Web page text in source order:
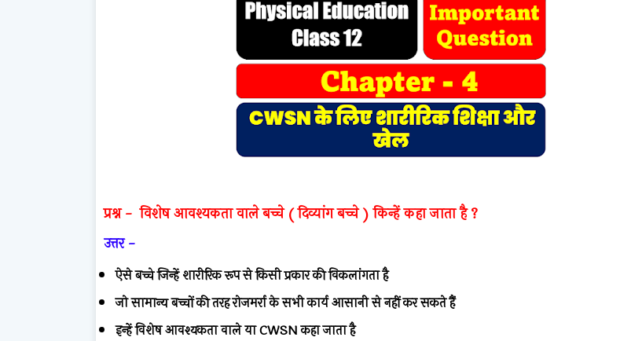
प्रश्न - विशेष आवश्यकता वाले बच्चे ( दिव्यांग बच्चे ) किन्हें कहा जाता है ?
उत्तर -
ऐसे बच्चे जिन्हें शारीरिक रूप से किसी प्रकार की विकलांगता है
जो सामान्य बच्चों की तरह रोजमर्रा के सभी कार्य आसानी से नहीं कर सकते हैं
इन्हें विशेष आवश्यकता वाले या CWSN कहा जाता है